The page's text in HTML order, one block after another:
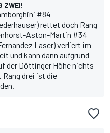
ZWEI!
#84
rettet doch Rang
Aston-Martin #34
Laser) verliert im
und kann dann aufgrund
der Döttinger Höhe nichts
drei ist die